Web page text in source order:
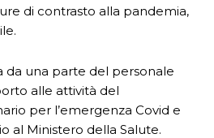
di contrasto alla pandemia,
da una parte del personale
alle attività del
per l’emergenza Covid e
al Ministero della Salute.